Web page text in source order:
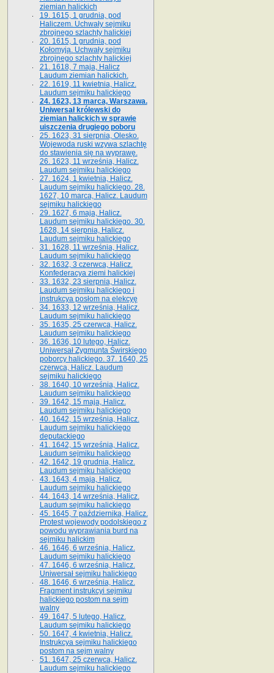
ziemian halickich
19. 1615, 1 grudnia, pod
Haliczem. Uchwały sejmiku
zbrojnego szlachty halickiej
20. 1615, 1 grudnia, pod
Kołomyją. Uchwały sejmiku
zbrojnego szlachty halickiej
21. 1618, 7 maja, Halicz
Laudum ziemian halickich.
22. 1619, 11 kwietnia, Halicz.
Laudum sejmiku halickiego
24. 1623, 13 marca, Warszawa.
Uniwersał królewski do
ziemian halickich w sprawie
uiszczenia drugiego poboru
25. 1623, 31 sierpnia, Olesko.
Wojewoda ruski wzywa szlachtę
do stawienia się na wyprawę.
26. 1623, 11 września, Halicz.
Laudum sejmiku halickiego
27. 1624, 1 kwietnia, Halicz.
Laudum sejmiku halickiego. 28.
1627, 10 marca, Halicz. Laudum
sejmiku halickiego
29. 1627, 6 maja, Halicz.
Laudum sejmiku halickiego. 30.
1628, 14 sierpnia, Halicz.
Laudum sejmiku halickiego
31. 1628, 11 września, Halicz.
Laudum sejmiku halickiego
32. 1632, 3 czerwca, Halicz.
Konfederacya ziemi halickiej
33. 1632, 23 sierpnia, Halicz.
Laudum sejmiku halickiego i
instrukcya posłom na elekcyę
34. 1633, 12 września, Halicz.
Laudum sejmiku halickiego
35. 1635, 25 czerwca, Halicz.
Laudum sejmiku halickiego
36. 1636, 10 lutego, Halicz.
Uniwersał Zygmunta Świrskiego
poborcy halickiego. 37. 1640, 25
czerwca, Halicz. Laudum
sejmiku halickiego
38. 1640, 10 września, Halicz.
Laudum sejmiku halickiego
39. 1642, 15 maja, Halicz.
Laudum sejmiku halickiego
40. 1642, 15 września, Halicz.
Laudum sejmiku halickiego
deputackiego
41. 1642, 15 września, Halicz.
Laudum sejmiku halickiego
42. 1642, 19 grudnia, Halicz.
Laudum sejmiku halickiego
43. 1643, 4 maja, Halicz.
Laudum sejmiku halickiego
44. 1643, 14 września, Halicz.
Laudum sejmiku halickiego
45. 1645, 7 października, Halicz.
Protest wojewody podolskiego z
powodu wyprawiania burd na
sejmiku halickim
46. 1646, 6 września, Halicz.
Laudum sejmiku halickiego
47. 1646, 6 września, Halicz.
Uniwersał sejmiku halickiego
48. 1646, 6 września, Halicz.
Fragment instrukcyi sejmiku
halickiego postom na sejm
walny
49. 1647, 5 lutego, Halicz.
Laudum sejmiku halickiego
50. 1647, 4 kwietnia, Halicz.
Instrukcya sejmiku halickiego
postom na sejm walny
51. 1647, 25 czerwca, Halicz.
Laudum sejmiku halickiego